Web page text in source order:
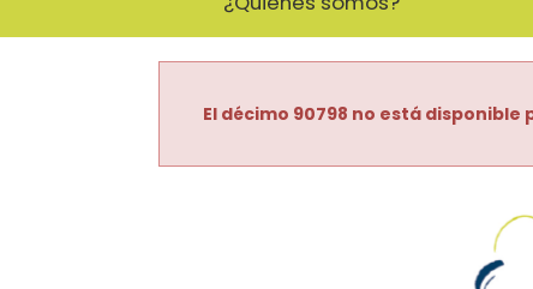
El décimo 90798 no está